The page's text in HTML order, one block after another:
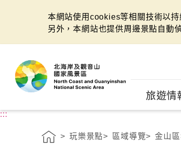
本網站使用cookies等相關技術以
另外，本網站也提供周邊景點自動
旅遊情
:::
玩樂景點 區域導覽 金山區